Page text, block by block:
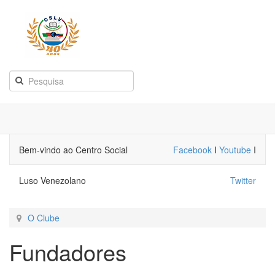
Bem-vindo ao Centro Social
Luso Venezolano
Facebook I Youtube I
Twitter
O Clube
Fundadores